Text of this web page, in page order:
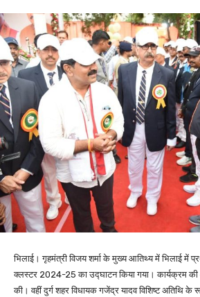
भिलाई। गृहमंत्री विजय शर्मा के मुख्य आतिथ्य में भिलाई में
क्लस्टर 2024-25 का उद्घाटन किया गया। कार्यक्रम की
की। वहीं दुर्ग शहर विधायक गजेंद्र यादव विशिष्ट अतिथि के